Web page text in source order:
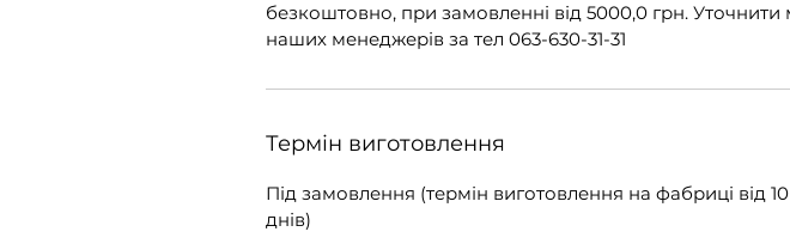
безкоштовно, при замовленні від 5000,0 грн.
наших менеджерів за тел 063-630-31-31
Термін виготовлення
Під замовлення (термін виготовлення на фабриці від
днів)